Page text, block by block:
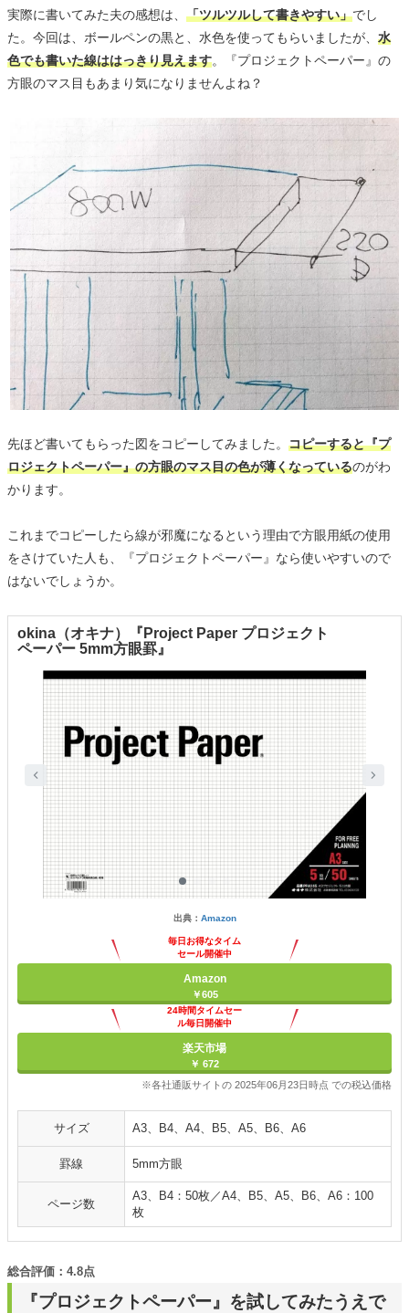
実際に書いてみた夫の感想は、 「ツルツルして書きやすい」でし
た。今回は、ボールペンの黒と、水色を使ってもらいましたが、 水
色でも書いた線ははっきり見えます。『プロジェクトペーパー』の
方眼のマス目もあまり気になりませんよね？
先ほど書いてもらった図をコピーしてみました。 コピーすると『プ
ロジェクトペーパー』の方眼のマス目の色が薄くなっているのがわ
かります。
これまでコピーしたら線が邪魔になるという理由で方眼用紙の使用
をさけていた人も、『プロジェクトペーパー』なら使いやすいので
はないでしょうか。
okina（オキナ）『Project Paper プロジェクト
ペーパー 5mm方眼罫』
出典： Amazon
毎日お得なタイム
セール開催中
Amazon
￥605
24時間タイムセー
ル毎日開催中
楽天市場
￥ 672
※各社通販サイトの 2025年06月23日時点 での税込価格
サイズ A3、B4、A4、B5、A5、B6、A6
罫線 5mm方眼
ページ数
A3、B4：50枚／A4、B5、A5、B6、A6：100
枚
『プロジェクトペーパー』を試してみたうえで
総合評価：4.8点